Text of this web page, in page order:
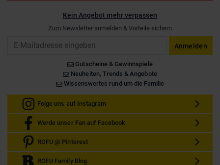
Kein Angebot mehr verpassen
Zum Newsletter anmelden & Vorteile sichern
Anmelden
Gutscheine & Gewinnspiele
Neuheiten, Trends & Angebote
Wissenswertes rund um die Familie
Folge uns auf Instagram
Werde unser Fan auf Facebook
ROFU @ Pinterest
ROFU Family Blog